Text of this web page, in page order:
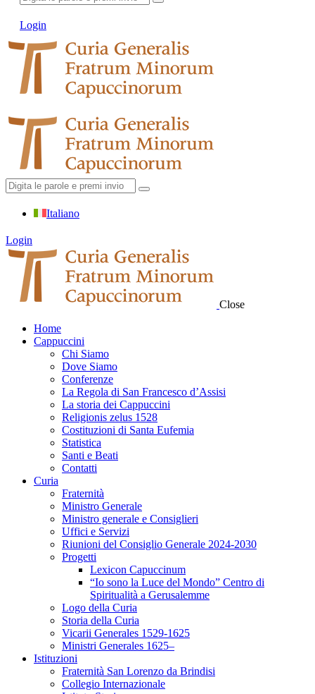
Login
Italiano
Login
Close
Home
Cappuccini
Chi Siamo
Dove Siamo
Conferenze
La Regola di San Francesco d’Assisi
La storia dei Cappuccini
Religionis zelus 1528
Costituzioni di Santa Eufemia
Statistica
Santi e Beati
Contatti
Curia
Fraternità
Ministro Generale
Ministro generale e Consiglieri
Uffici e Servizi
Riunioni del Consiglio Generale 2024-2030
Progetti
Lexicon Capuccinum
“Io sono la Luce del Mondo” Centro di
Spiritualità a Gerusalemme
Logo della Curia
Storia della Curia
Vicarii Generales 1529-1625
Ministri Generales 1625–
Istituzioni
Fraternità San Lorenzo da Brindisi
Collegio Internazionale